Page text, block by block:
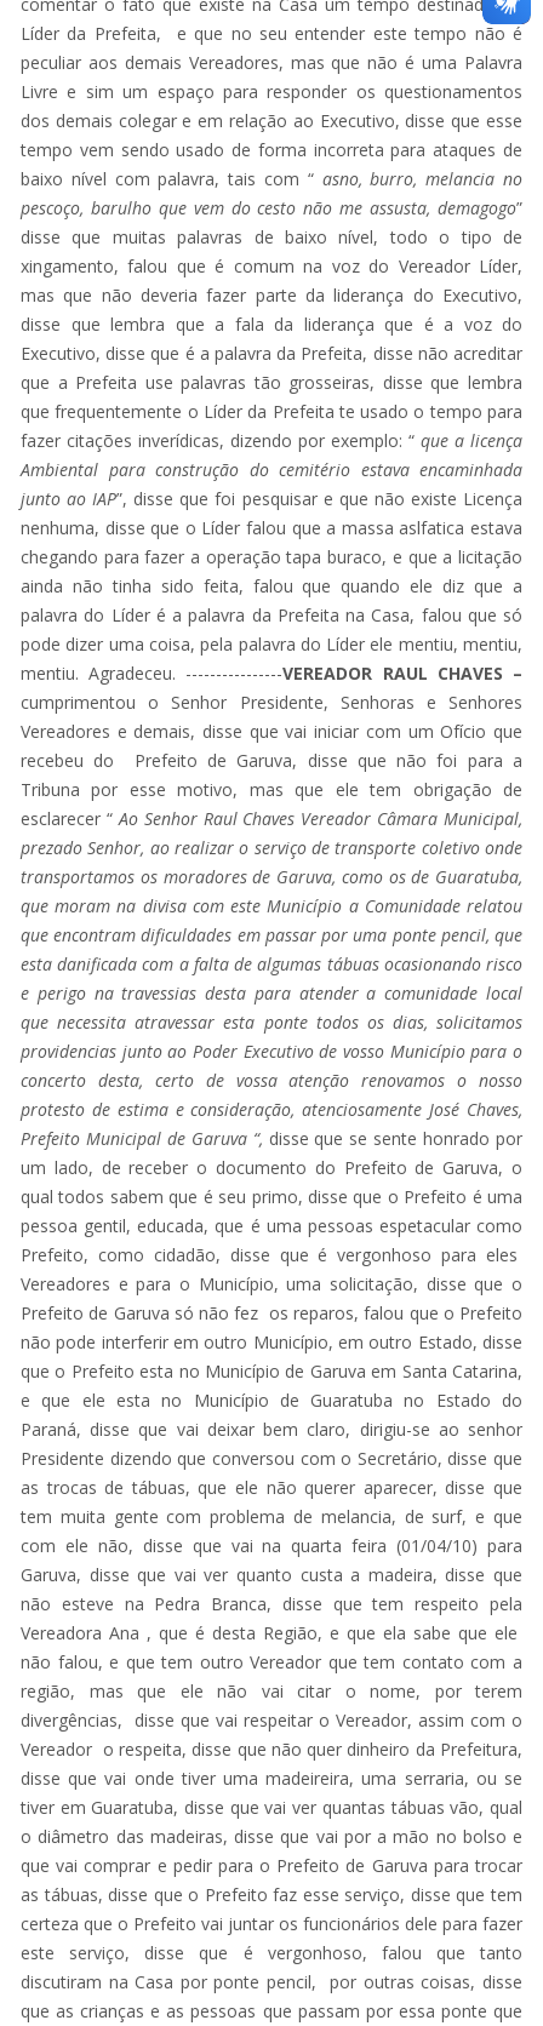
Líder da Prefeita, e que no seu entender este tempo não é
peculiar aos demais Vereadores, mas que não é uma Palavra
Livre e sim um espaço para responder os questionamentos
dos demais colegar e em relação ao Executivo, disse que esse
tempo vem sendo usado de forma incorreta para ataques de
baixo nível com palavra, tais com “ asno, burro, melancia no
pescoço, barulho que vem do cesto não me assusta, demagogo”
disse que muitas palavras de baixo nível, todo o tipo de
xingamento, falou que é comum na voz do Vereador Líder,
mas que não deveria fazer parte da liderança do Executivo,
disse que lembra que a fala da liderança que é a voz do
Executivo, disse que é a palavra da Prefeita, disse não acreditar
que a Prefeita use palavras tão grosseiras, disse que lembra
que frequentemente o Líder da Prefeita te usado o tempo para
fazer citações inverídicas, dizendo por exemplo: “ que a licença
Ambiental para construção do cemitério estava encaminhada
junto ao IAP”, disse que foi pesquisar e que não existe Licença
nenhuma, disse que o Líder falou que a massa aslfatica estava
chegando para fazer a operação tapa buraco, e que a licitação
ainda não tinha sido feita, falou que quando ele diz que a
palavra do Líder é a palavra da Prefeita na Casa, falou que só
pode dizer uma coisa, pela palavra do Líder ele mentiu, mentiu,
mentiu. Agradeceu. ----------------VEREADOR RAUL CHAVES –
cumprimentou o Senhor Presidente, Senhoras e Senhores
Vereadores e demais, disse que vai iniciar com um Ofício que
recebeu do Prefeito de Garuva, disse que não foi para a
Tribuna por esse motivo, mas que ele tem obrigação de
esclarecer “Ao Senhor Raul Chaves Vereador Câmara Municipal,
prezado Senhor, ao realizar o serviço de transporte coletivo onde
transportamos os moradores de Garuva, como os de Guaratuba,
que moram na divisa com este Município a Comunidade relatou
que encontram dificuldades em passar por uma ponte pencil, que
esta danificada com a falta de algumas tábuas ocasionando risco
e perigo na travessias desta para atender a comunidade local
que necessita atravessar esta ponte todos os dias, solicitamos
providencias junto ao Poder Executivo de vosso Município para o
concerto desta, certo de vossa atenção renovamos o nosso
protesto de estima e consideração, atenciosamente José Chaves,
Prefeito Municipal de Garuva “, disse que se sente honrado por
um lado, de receber o documento do Prefeito de Garuva, o
qual todos sabem que é seu primo, disse que o Prefeito é uma
pessoa gentil, educada, que é uma pessoas espetacular como
Prefeito, como cidadão, disse que é vergonhoso para eles
Vereadores e para o Município, uma solicitação, disse que o
Prefeito de Garuva só não fez os reparos, falou que o Prefeito
não pode interferir em outro Município, em outro Estado, disse
que o Prefeito esta no Município de Garuva em Santa Catarina,
e que ele esta no Município de Guaratuba no Estado do
Paraná, disse que vai deixar bem claro, dirigiu-se ao senhor
Presidente dizendo que conversou com o Secretário, disse que
as trocas de tábuas, que ele não querer aparecer, disse que
tem muita gente com problema de melancia, de surf, e que
com ele não, disse que vai na quarta feira (01/04/10) para
Garuva, disse que vai ver quanto custa a madeira, disse que
não esteve na Pedra Branca, disse que tem respeito pela
Vereadora Ana , que é desta Região, e que ela sabe que ele
não falou, e que tem outro Vereador que tem contato com a
região, mas que ele não vai citar o nome, por terem
divergências, disse que vai respeitar o Vereador, assim com o
Vereador o respeita, disse que não quer dinheiro da Prefeitura,
disse que vai onde tiver uma madeireira, uma serraria, ou se
tiver em Guaratuba, disse que vai ver quantas tábuas vão, qual
o diâmetro das madeiras, disse que vai por a mão no bolso e
que vai comprar e pedir para o Prefeito de Garuva para trocar
as tábuas, disse que o Prefeito faz esse serviço, disse que tem
certeza que o Prefeito vai juntar os funcionários dele para fazer
este serviço, disse que é vergonhoso, falou que tanto
discutiram na Casa por ponte pencil, por outras coisas, disse
que as crianças e as pessoas que passam por essa ponte que